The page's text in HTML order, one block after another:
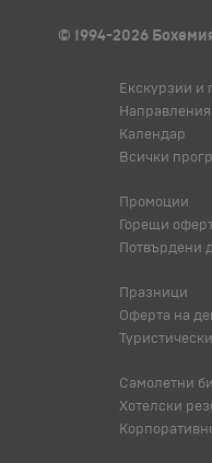
© 1994-2026
Екскурзии и
Направления
Календар
Всички
Промоции
Горещи
Потвърдени
Празници
Оферта на
Самолетни
Хотелски